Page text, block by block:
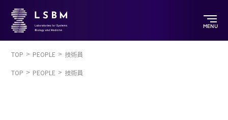
MENU
TOP PEOPLE 技術員
TOP PEOPLE 技術員